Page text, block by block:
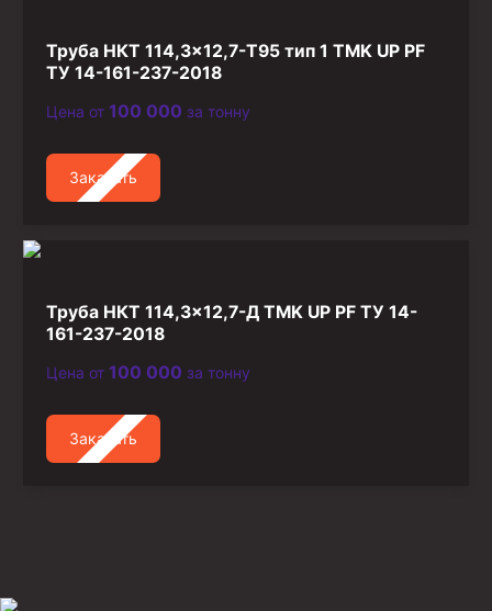
Труба НКТ 114,3×12,7-T95 тип 1 TMK UP PF
ТУ 14-161-237-2018
Цена от 100 000 за тонну
Заказать
Труба НКТ 114,3×12,7-Д TMK UP PF ТУ 14-
161-237-2018
Цена от 100 000 за тонну
Заказать